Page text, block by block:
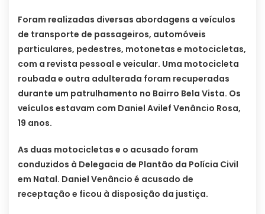
Foram realizadas diversas abordagens a veículos
de transporte de passageiros, automóveis
particulares, pedestres, motonetas e motocicletas,
com a revista pessoal e veicular. Uma motocicleta
roubada e outra adulterada foram recuperadas
durante um patrulhamento no Bairro Bela Vista. Os
veículos estavam com Daniel Avilef Venâncio Rosa,
19 anos.
As duas motocicletas e o acusado foram
conduzidos à Delegacia de Plantão da Polícia Civil
em Natal. Daniel Venâncio é acusado de
receptação e ficou à disposição da justiça.